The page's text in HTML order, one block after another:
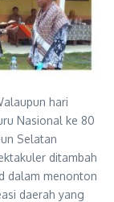
hari
Nasional ke 80
Selatan
ditambah
dalam menonton
daerah yang